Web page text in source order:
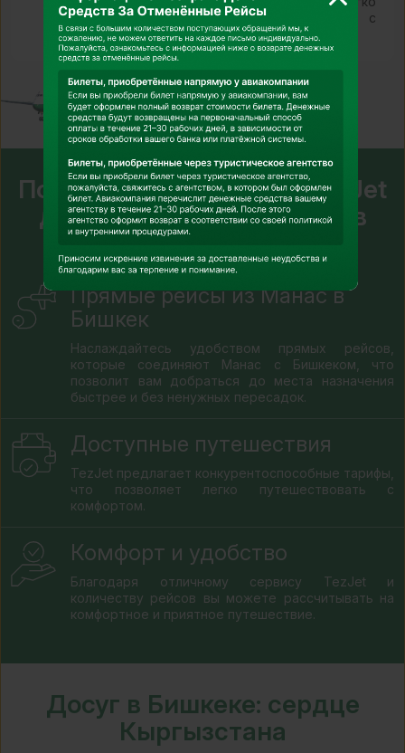
доставит вас в пункт назначения с
помощью прямых и надежных рейсов.
Почему стоит выбрать TezJet
для перелетов из Манас в
Бишкек?
Прямые рейсы из Манас в
Бишкек
Наслаждайтесь удобством прямых рейсов,
которые соединяют Манас с Бишкеком, что
позволит вам добраться до места назначения
быстрее и без ненужных пересадок.
Доступные путешествия
TezJet предлагает конкурентоспособные тарифы,
что позволяет легко путешествовать с
комфортом.
Комфорт и удобство
Благодаря отличному сервису TezJet и
количеству рейсов вы можете рассчитывать на
комфортное и приятное путешествие.
Досуг в Бишкеке: сердце
Кыргызстана